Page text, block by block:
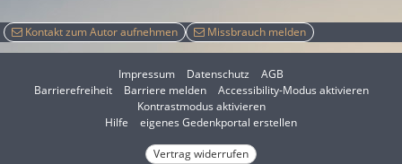
Kontakt zum Autor aufnehmen Missbrauch melden
Impressum Datenschutz
AGB
Barrierefreiheit
Barriere melden
I
m
A
c
Accessibility-Modus aktivieren
I
m
Kontrastmodus aktivieren
Hilfe
eigenes Gedenkportal erstellen
Vertrag widerrufen